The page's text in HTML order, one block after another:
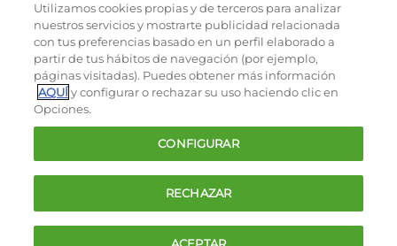
Cookies
Política de privacidad
Términos y condiciones de la oferta
Contacto
FAQ
Utilizamos cookies propias y de terceros para analizar
nuestros servicios y mostrarte publicidad relacionada
con tus preferencias basado en un perfil elaborado a
partir de tus hábitos de navegación (por ejemplo,
páginas visitadas). Puedes obtener más información
AQUÍy configurar o rechazar su uso haciendo clic en
Opciones.
CONFIGURAR
RECHAZAR